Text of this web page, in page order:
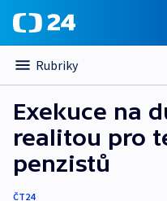
Rubriky
Exekuce na
realitou pro
penzistů
ČT24